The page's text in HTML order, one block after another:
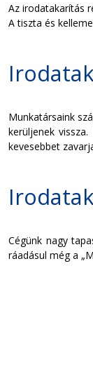
Az irodatakarítás
A tiszta és
Munkatársaink
kerüljenek
kevesebbet
Cégünk nagy
ráadásul még a